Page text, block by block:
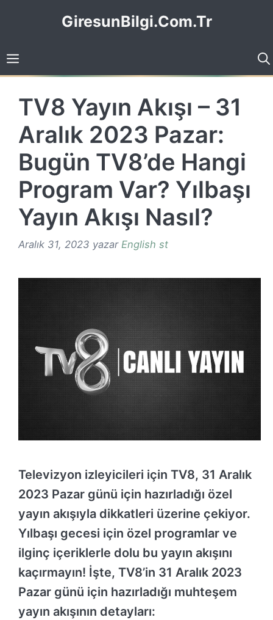
GiresunBilgi.Com.Tr
TV8 Yayın Akışı – 31
Aralık 2023 Pazar:
Bugün TV8’de Hangi
Program Var? Yılbaşı
Yayın Akışı Nasıl?
Aralık 31, 2023 yazar English st
Televizyon izleyicileri için TV8, 31 Aralık
2023 Pazar günü için hazırladığı özel
yayın akışıyla dikkatleri üzerine çekiyor.
Yılbaşı gecesi için özel programlar ve
ilginç içeriklerle dolu bu yayın akışını
kaçırmayın! İşte, TV8’in 31 Aralık 2023
Pazar günü için hazırladığı muhteşem
yayın akışının detayları: